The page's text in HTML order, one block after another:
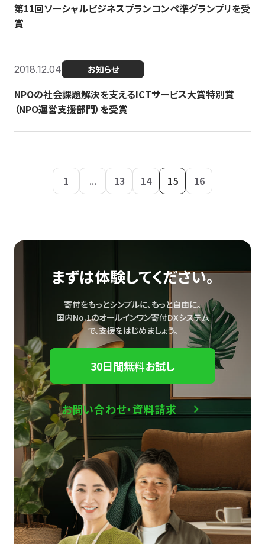
第11回ソーシャルビジネスプランコンペ準グランプリを受
賞
2018.12.04 お知らせ
NPOの社会課題解決を支えるICTサービス大賞特別賞
（NPO運営支援部門）を受賞
1 ... 13 14 15 16
まずは体験してください。
寄付をもっとシンプルに、もっと自由に。
国内No.1のオールインワン寄付DXシステム
で、支援をはじめましょう。
30日間無料お試し
お問い合わせ・資料請求